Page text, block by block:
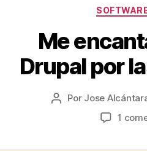
Me
Drupal por
Autor
Por Jose
1